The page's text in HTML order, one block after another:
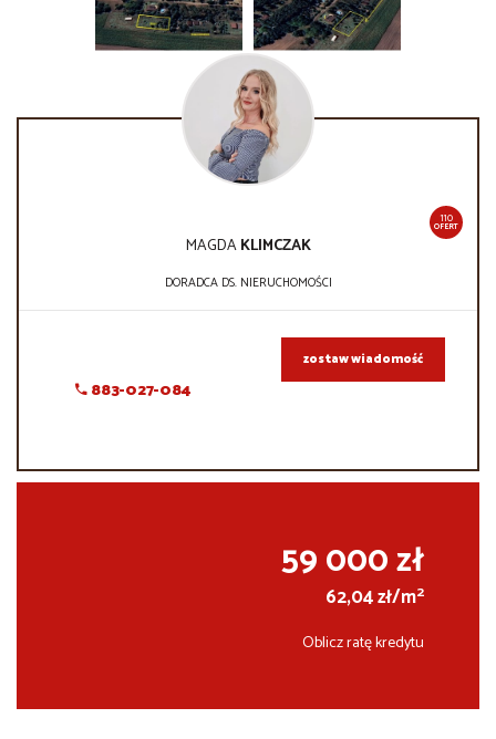
110
OFERT
MAGDAKLIMCZAK
DORADCA DS. NIERUCHOMOŚCI
883-027-084
zostaw wiadomość
59 000 zł
62,04 zł/m2
Oblicz ratę kredytu